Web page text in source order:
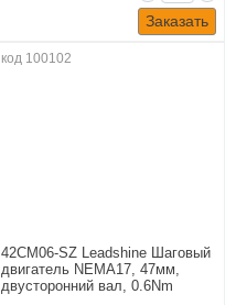
Заказать
код 100102
42CM06-SZ Leadshine Шаговый
двигатель NEMA17, 47мм,
двусторонний вал, 0.6Nm